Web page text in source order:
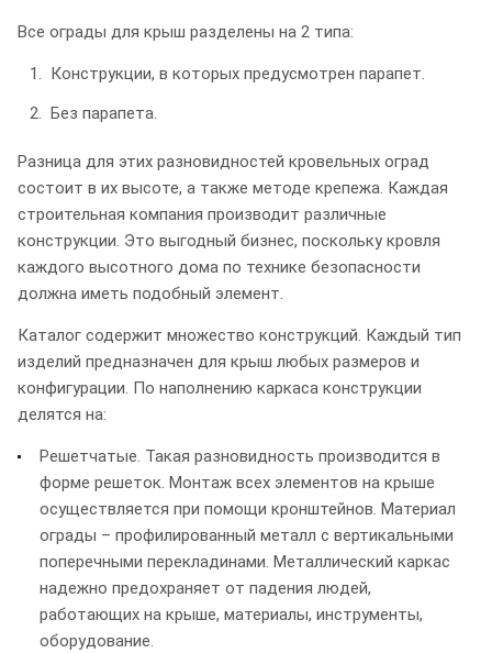
Все ограды для крыш разделены на 2 типа:
Конструкции, в которых предусмотрен парапет.
Без парапета.
Разница для этих разновидностей кровельных оград
состоит в их высоте, а также методе крепежа. Каждая
строительная компания производит различные
конструкции. Это выгодный бизнес, поскольку кровля
каждого высотного дома по технике безопасности
должна иметь подобный элемент.
Каталог содержит множество конструкций. Каждый тип
изделий предназначен для крыш любых размеров и
конфигурации. По наполнению каркаса конструкции
делятся на:
Решетчатые. Такая разновидность производится в
форме решеток. Монтаж всех элементов на крыше
осуществляется при помощи кронштейнов. Материал
ограды – профилированный металл с вертикальными
поперечными перекладинами. Металлический каркас
надежно предохраняет от падения людей,
работающих на крыше, материалы, инструменты,
оборудование.